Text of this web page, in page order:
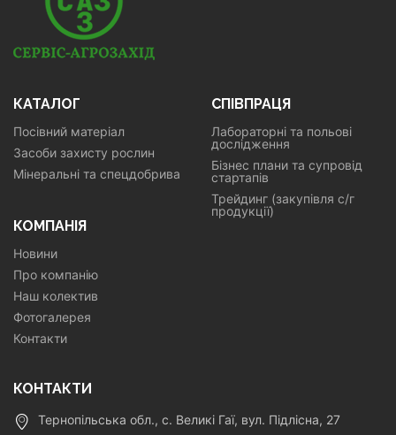
КАТАЛОГ
Посівний матеріал
Засоби захисту рослин
Мінеральні та спецдобрива
СПІВПРАЦЯ
Лабораторні та польові
дослідження
Бізнес плани та супровід
стартапів
Трейдинг (закупівля с/г
продукції)
КОМПАНІЯ
Новини
Про компанію
Наш колектив
Фотогалерея
Контакти
КОНТАКТИ
Тернопільська обл., с. Великі Гаї, вул. Підлісна, 27